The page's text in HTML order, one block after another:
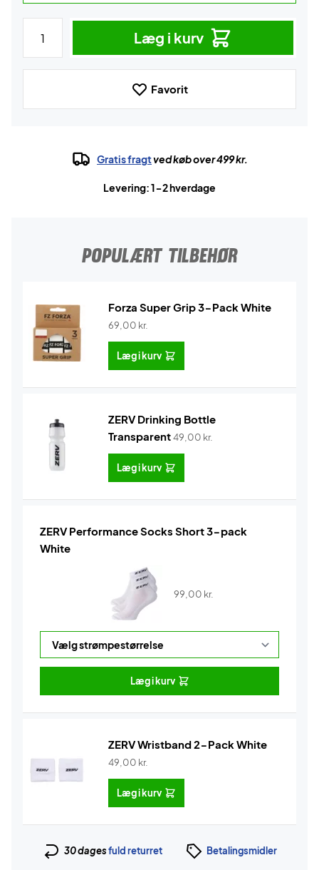
Læg i kurv
Favorit
Gratis fragtved køb over 499 kr.
Levering: 1-2 hverdage
POPULÆRT TILBEHØR
Forza Super Grip 3-Pack White
69,00 kr.
Læg i kurv
ZERV Drinking Bottle
Transparent49,00 kr.
Læg i kurv
ZERV Performance Socks Short 3-pack
White
99,00 kr.
Læg i kurv
ZERV Wristband 2-Pack White
49,00 kr.
Læg i kurv
30 dagesfuld returret Betalingsmidler